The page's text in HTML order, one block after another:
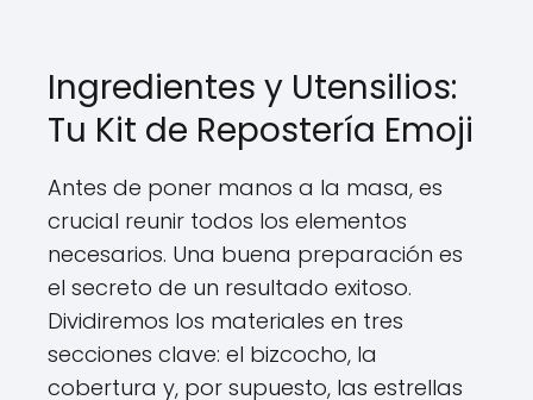
Ingredientes y Utensilios:
Tu Kit de Repostería Emoji
Antes de poner manos a la masa, es
crucial reunir todos los elementos
necesarios. Una buena preparación es
el secreto de un resultado exitoso.
Dividiremos los materiales en tres
secciones clave: el bizcocho, la
cobertura y, por supuesto, las estrellas